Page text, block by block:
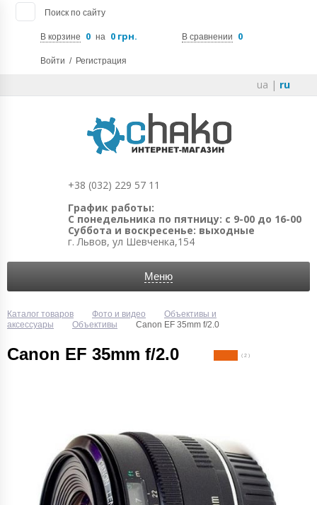
Поиск по сайту
В корзине 0 на 0 грн. В сравнении 0
Войти / Регистрация
ua | ru
+38 (032) 229 57 11
График работы:
С понедельника по пятницу: с 9-00 до 16-00
Суббота и воскресенье: выходные
г. Львов, ул Шевченка,154
Меню
Каталог товаров Фото и видео
Объективы и
аксессуары
Объективы Canon EF 35mm f/2.0
Canon EF 35mm f/2.0 ( 2 )